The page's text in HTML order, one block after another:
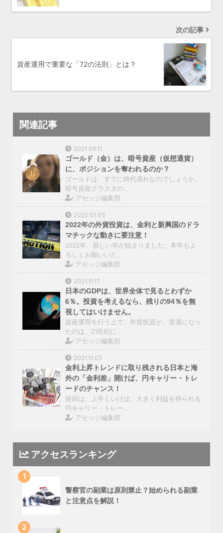
次の記事
資産運用で重要な「72の法則」とは？
関連記事
2021.09.11
ゴールド（金）は、暗号資産（仮想通貨）
に、ポジションを奪われるのか？
ゴールドは、すでに時代遅れなのでしょうか。
暗号資産クラスタの…
アセッジ編集部
2022.01.05
2022年の外貨投資は、金利と新興国のドラ
マチックな動きに要注意！
2022年、新しい年が始まりました。本年もよ
ろしくお願いいた…
アセッジ編集部
2021.11.17
日本のGDPは、世界全体で見るとわずか
6％。投資を考えるなら、残りの94％を無
視してはいけません。
資産運用を行う上で、外貨投資が、普通になっ
たのは、21世紀に…
アセッジ編集部
2021.11.03
金利上昇トレンドに取り残される日本と海
外の「金利差」開けば、円キャリー・トレ
ードのチャンス！
前回は、上手くいけば、大きく利益を得られる
円キャリー・トレー…
アセッジ編集部
アクセスランキング
1
警察官の副業は原則禁止？始められる副業
と注意点を解説！
2